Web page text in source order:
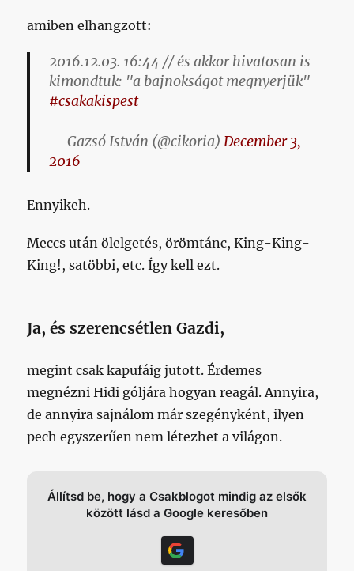
amiben elhangzott:
2016.12.03. 16:44 // és akkor hivatosan is
kimondtuk: "a bajnokságot megnyerjük"
#csakakispest
— Gazsó István (@cikoria)December 3,
2016
Ennyikeh.
Meccs után ölelgetés, örömtánc, King-King-
King!, satöbbi, etc. Így kell ezt.
Ja, és szerencsétlen Gazdi,
megint csak kapufáig jutott. Érdemes
megnézni Hidi góljára hogyan reagál. Annyira,
de annyira sajnálom már szegényként, ilyen
pech egyszerűen nem létezhet a világon.
Állítsd be, hogy a Csakblogot mindig az elsők
között lásd a Google keresőben